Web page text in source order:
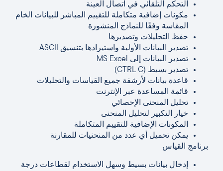
التحكم التلقائي في اتصال العينة
مكونات إضافية متكاملة للتقييم المباشر للبيانات الخام
المقاسة وفقًا للنماذج المنشورة
حفظ التحليلات وتصديرها
تصدير البيانات الأولية واستيرادها بتنسيق ASCII
تصدير البيانات إلى MS Excel
تصدير بسيط (CTRL C)
قاعدة بيانات لأرشفة جميع القياسات والتحليلات
قائمة المساعدة عبر الإنترنت
تحليل المنحنى الإحصائي
خيار التكبير لتحليل المنحنى
المكونات الإضافية للتقييم المتكاملة
يمكن تحميل أي عدد من المنحنيات للمقارنة
برنامج القياس
إدخال بيانات بسيط وسهل الاستخدام لقطاعات درجة